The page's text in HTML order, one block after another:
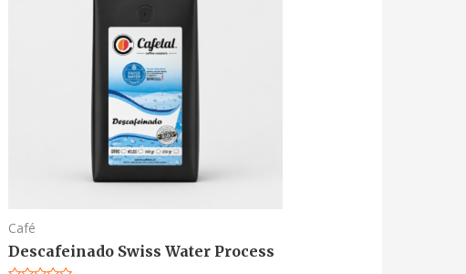
Café
Descafeinado Swiss Water Process